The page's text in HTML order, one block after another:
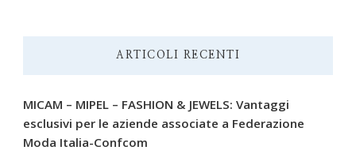
ARTICOLI RECENTI
MICAM – MIPEL – FASHION & JEWELS: Vantaggi
esclusivi per le aziende associate a Federazione
Moda Italia-Confcom